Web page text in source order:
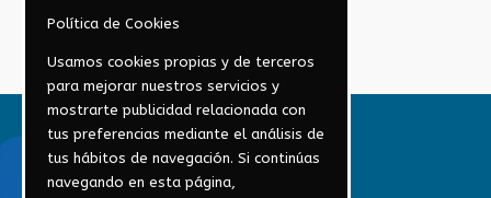
Política de Cookies
Usamos cookies propias y de terceros
para mejorar nuestros servicios y
mostrarte publicidad relacionada con
tus preferencias mediante el análisis de
tus hábitos de navegación. Si continúas
navegando en esta página,